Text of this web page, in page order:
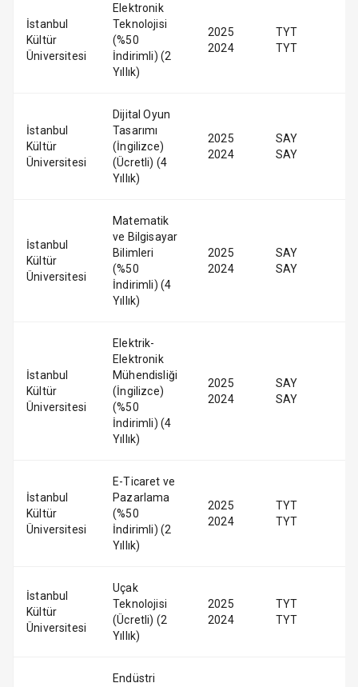
İstanbul
Kültür
Üniversitesi
Elektronik
Teknolojisi
(%50
İndirimli) (2
Yıllık)
2025
2024
TYT
TYT
İstanbul
Kültür
Üniversitesi
Dijital Oyun
Tasarımı
(İngilizce)
(Ücretli) (4
Yıllık)
2025
2024
SAY
SAY
İstanbul
Kültür
Üniversitesi
Matematik
ve Bilgisayar
Bilimleri
(%50
İndirimli) (4
Yıllık)
2025
2024
SAY
SAY
İstanbul
Kültür
Üniversitesi
Elektrik-
Elektronik
Mühendisliği
(İngilizce)
(%50
İndirimli) (4
Yıllık)
2025
2024
SAY
SAY
İstanbul
Kültür
Üniversitesi
E-Ticaret ve
Pazarlama
(%50
İndirimli) (2
Yıllık)
2025
2024
TYT
TYT
İstanbul
Kültür
Üniversitesi
Uçak
Teknolojisi
(Ücretli) (2
Yıllık)
2025
2024
TYT
TYT
Endüstri